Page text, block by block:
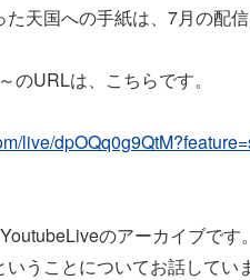
天国への手紙は、7月の配
のURLは、こちらです。
live/
のアーカイブです。
うことについてお話してい